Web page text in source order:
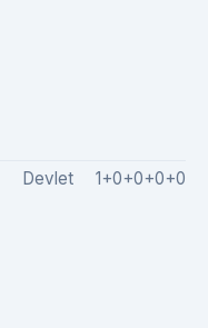
Devlet 1+0+0+0+0